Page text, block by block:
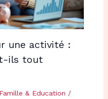
une activité :
ils tout
Famille & Education /